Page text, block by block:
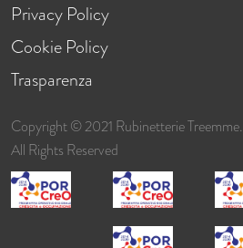
Privacy Policy
Cookie Policy
Trasparenza
Copyright © 2021 Rubinetterie Treemme.
All Rights Reserved